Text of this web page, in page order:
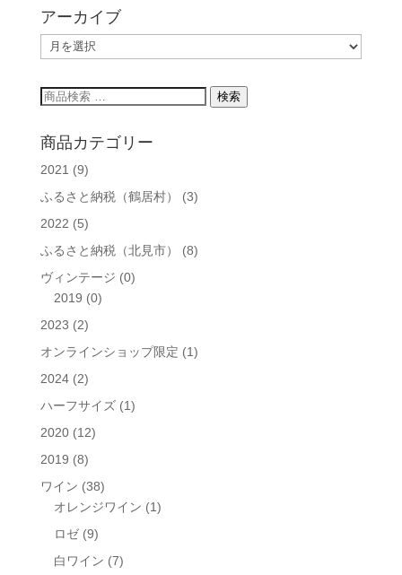
アーカイブ
ー
カ
イ
検
対
検索
商品カテゴリー
2021 (9)
ふるさと納税（鶴居村）
(3)
2022 (5)
ふるさと納税（北見市）
(8)
ヴィンテージ (0)
2019 (0)
2023 (2)
オンラインショップ限定 (1)
2024 (2)
ハーフサイズ (1)
2020 (12)
2019 (8)
ワイン (38)
オレンジワイン (1)
ロゼ (9)
白ワイン (7)